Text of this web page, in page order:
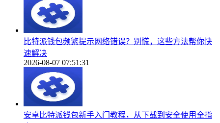
比特派钱包频繁提示网络错误？别慌，这些方法帮你快
速解决
2026-08-07 07:51:31
安卓比特派钱包新手入门教程，从下载到安全使用全指